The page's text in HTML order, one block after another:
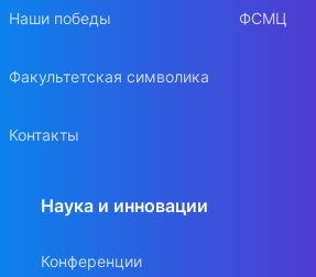
Наши победы
Факультетская символика
Контакты
ФСМЦ
Наука и инновации
Конференции